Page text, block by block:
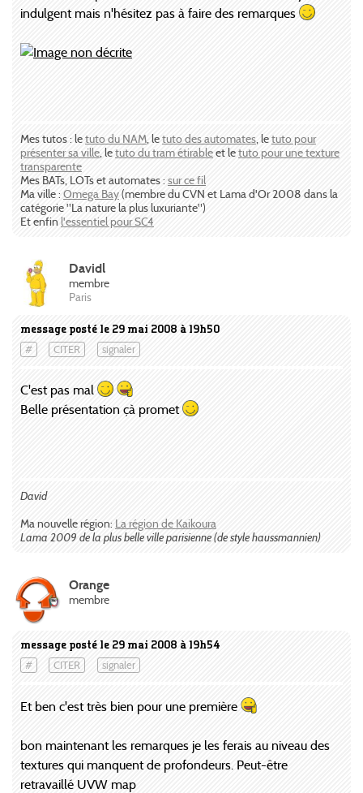
indulgent mais n'hésitez pas à faire des remarques
Mes tutos : letuto du NAM, letuto des automates, letuto pour
présenter sa ville, letuto du tram étirableet letuto pour une texture
transparente
Mes BATs, LOTs et automates : sur ce fil
Ma ville : Omega Bay(membre du CVN et Lama d'Or 2008 dans la
catégorie "La nature la plus luxuriante")
Et enfin l'essentiel pour SC4
message posté le 29 mai 2008 à 19h50
# CITER signaler
Davidl
membre
Paris
C'est pas mal
Belle présentation çà promet
David
Ma nouvelle région: La région de Kaikoura
Lama 2009 de la plus belle ville parisienne (de style haussmannien)
message posté le 29 mai 2008 à 19h54
# CITER signaler
Orange
membre
Et ben c'est très bien pour une première
bon maintenant les remarques je les ferais au niveau des
textures qui manquent de profondeurs. Peut-être
retravaillé UVW map